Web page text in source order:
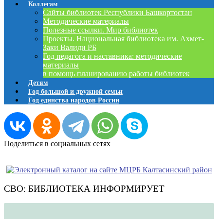
Коллегам
Сайты библиотек Республики Башкортостан
Методические материалы
Полезные ссылки. Мир библиотек
Проекты. Национальная библиотека им. Ахмет-
Заки Валиди РБ
Год педагога и наставника: методические
материалы
в помощь планированию работы библиотек
Детям
Год большой и дружной семьи
Год единства народов России
Поделиться в социальных сетях
СВО: БИБЛИОТЕКА ИНФОРМИРУЕТ